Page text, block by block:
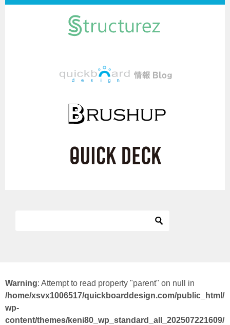
Warning: Attempt to read property "parent" on null in
/home/xsvx1006517/quickboarddesign.com/public_html/
wp-
content/themes/keni80_wp_standard_all_202507221609/